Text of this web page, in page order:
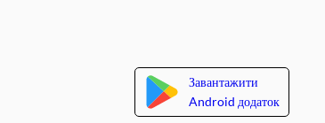
Завантажити
Android додаток